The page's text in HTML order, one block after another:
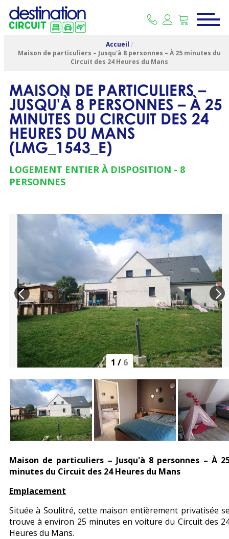
Accueil /
Maison de particuliers – Jusqu'à 8 personnes – À 25 minutes du
Circuit des 24 Heures du Mans
MAISON DE PARTICULIERS –
JUSQU'À 8 PERSONNES – À 25
MINUTES DU CIRCUIT DES 24
HEURES DU MANS
(LMG_1543_E)
LOGEMENT ENTIER À DISPOSITION
8
PERSONNES
1 / 6
Maison de particuliers – Jusqu'à 8 personnes – À
minutes du Circuit des 24 Heures du Mans
Emplacement
Située à Soulitré, cette maison entièrement privatisée
trouve à environ 25 minutes en voiture du Circuit des
Heures du Mans.